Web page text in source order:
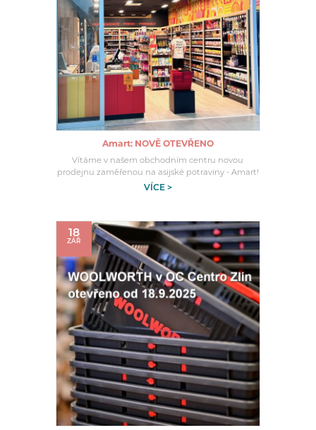
Amart: NOVĚ OTEVŘENO
Vítáme v našem obchodním centru novou
prodejnu zaměřenou na asijské potraviny - Amart!
VÍCE >
18
ZÁŘ